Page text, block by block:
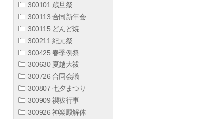
300101 歳旦祭
300113 合同新年会
300115 どんど焼
300211 紀元祭
300425 春季例祭
300630 夏越大祓
300726 合同会議
300807 七夕まつり
300909 禊祓行事
300926 神楽殿解体